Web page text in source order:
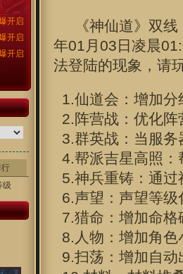
开启
开启
开启
级
《神仙道》双线
年01月03日凌晨
法登陆的现象，请
1.仙道会：增加分
2.阵营战：优化
3.群英战：当服
4.帮派吉星高照
5.神兵重铸：通
6.声望：声望等级
7.猎命：增加命
8.人物：增加角
9.扫荡：增加自